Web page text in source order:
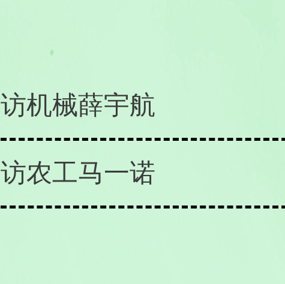
访机械薛宇航
访农工马一诺